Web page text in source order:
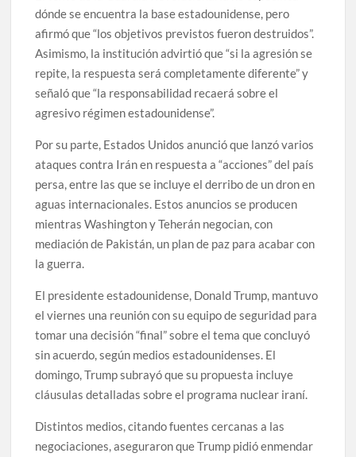
dónde se encuentra la base estadounidense, pero
afirmó que “los objetivos previstos fueron destruidos”.
Asimismo, la institución advirtió que “si la agresión se
repite, la respuesta será completamente diferente” y
señaló que “la responsabilidad recaerá sobre el
agresivo régimen estadounidense”.
Por su parte, Estados Unidos anunció que lanzó varios
ataques contra Irán en respuesta a “acciones” del país
persa, entre las que se incluye el derribo de un dron en
aguas internacionales. Estos anuncios se producen
mientras Washington y Teherán negocian, con
mediación de Pakistán, un plan de paz para acabar con
la guerra.
El presidente estadounidense, Donald Trump, mantuvo
el viernes una reunión con su equipo de seguridad para
tomar una decisión “final” sobre el tema que concluyó
sin acuerdo, según medios estadounidenses. El
domingo, Trump subrayó que su propuesta incluye
cláusulas detalladas sobre el programa nuclear iraní.
Distintos medios, citando fuentes cercanas a las
negociaciones, aseguraron que Trump pidió enmendar